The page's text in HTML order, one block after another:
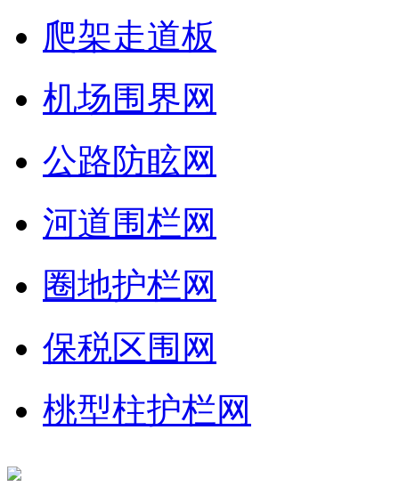
爬架走道板
机场围界网
公路防眩网
河道围栏网
圈地护栏网
保税区围网
桃型柱护栏网